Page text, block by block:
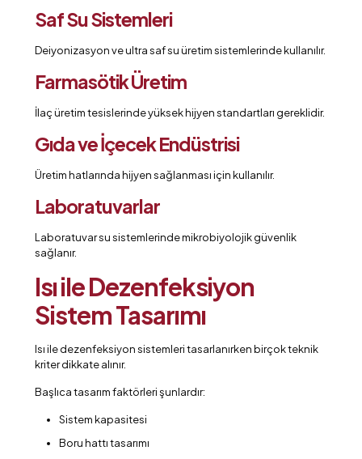
Saf Su Sistemleri
Deiyonizasyon ve ultra saf su üretim sistemlerinde kullanılır.
Farmasötik Üretim
İlaç üretim tesislerinde yüksek hijyen standartları gereklidir.
Gıda ve İçecek Endüstrisi
Üretim hatlarında hijyen sağlanması için kullanılır.
Laboratuvarlar
Laboratuvar su sistemlerinde mikrobiyolojik güvenlik
sağlanır.
Isı ile Dezenfeksiyon
Sistem Tasarımı
Isı ile dezenfeksiyon sistemleri tasarlanırken birçok teknik
kriter dikkate alınır.
Başlıca tasarım faktörleri şunlardır:
Sistem kapasitesi
Boru hattı tasarımı